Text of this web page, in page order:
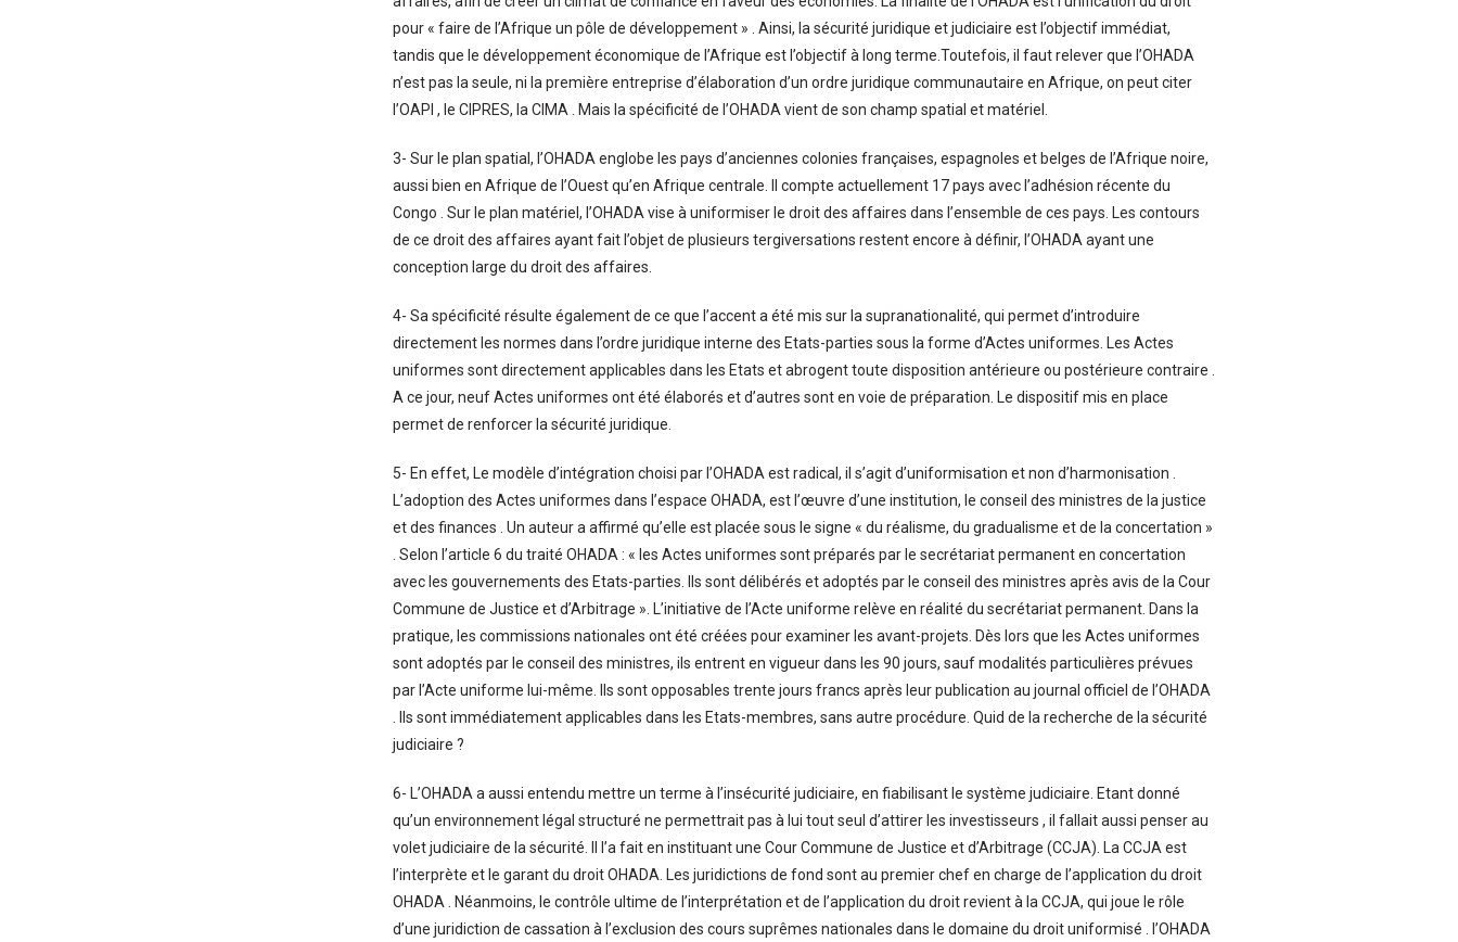
pour « faire de l’Afrique un pôle de développement » . Ainsi, la sécurité juridique et judiciaire est l’objectif immédiat,
tandis que le développement économique de l’Afrique est l’objectif à long terme.Toutefois, il faut relever que l’OHADA
n’est pas la seule, ni la première entreprise d’élaboration d’un ordre juridique communautaire en Afrique, on peut citer
l’OAPI , le CIPRES, la CIMA . Mais la spécificité de l’OHADA vient de son champ spatial et matériel.
3- Sur le plan spatial, l’OHADA englobe les pays d’anciennes colonies françaises, espagnoles et belges de l’Afrique noire,
aussi bien en Afrique de l’Ouest qu’en Afrique centrale. Il compte actuellement 17 pays avec l’adhésion récente du
Congo . Sur le plan matériel, l’OHADA vise à uniformiser le droit des affaires dans l’ensemble de ces pays. Les contours
de ce droit des affaires ayant fait l’objet de plusieurs tergiversations restent encore à définir, l’OHADA ayant une
conception large du droit des affaires.
4- Sa spécificité résulte également de ce que l’accent a été mis sur la supranationalité, qui permet d’introduire
directement les normes dans l’ordre juridique interne des Etats-parties sous la forme d’Actes uniformes. Les Actes
uniformes sont directement applicables dans les Etats et abrogent toute disposition antérieure ou postérieure contraire .
A ce jour, neuf Actes uniformes ont été élaborés et d’autres sont en voie de préparation. Le dispositif mis en place
permet de renforcer la sécurité juridique.
5- En effet, Le modèle d’intégration choisi par l’OHADA est radical, il s’agit d’uniformisation et non d’harmonisation .
L’adoption des Actes uniformes dans l’espace OHADA, est l’œuvre d’une institution, le conseil des ministres de la justice
et des finances . Un auteur a affirmé qu’elle est placée sous le signe « du réalisme, du gradualisme et de la concertation »
. Selon l’article 6 du traité OHADA : « les Actes uniformes sont préparés par le secrétariat permanent en concertation
avec les gouvernements des Etats-parties. Ils sont délibérés et adoptés par le conseil des ministres après avis de la Cour
Commune de Justice et d’Arbitrage ». L’initiative de l’Acte uniforme relève en réalité du secrétariat permanent. Dans la
pratique, les commissions nationales ont été créées pour examiner les avant-projets. Dès lors que les Actes uniformes
sont adoptés par le conseil des ministres, ils entrent en vigueur dans les 90 jours, sauf modalités particulières prévues
par l’Acte uniforme lui-même. Ils sont opposables trente jours francs après leur publication au journal officiel de l’OHADA
. Ils sont immédiatement applicables dans les Etats-membres, sans autre procédure. Quid de la recherche de la sécurité
judiciaire ?
6- L’OHADA a aussi entendu mettre un terme à l’insécurité judiciaire, en fiabilisant le système judiciaire. Etant donné
qu’un environnement légal structuré ne permettrait pas à lui tout seul d’attirer les investisseurs , il fallait aussi penser au
volet judiciaire de la sécurité. Il l’a fait en instituant une Cour Commune de Justice et d’Arbitrage (CCJA). La CCJA est
l’interprète et le garant du droit OHADA. Les juridictions de fond sont au premier chef en charge de l’application du droit
OHADA . Néanmoins, le contrôle ultime de l’interprétation et de l’application du droit revient à la CCJA, qui joue le rôle
d’une juridiction de cassation à l’exclusion des cours suprêmes nationales dans le domaine du droit uniformisé . l’OHADA